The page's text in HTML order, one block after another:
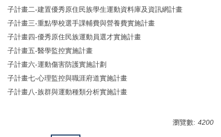
子計畫二-建置優秀原住民族學生運動資料庫及資訊網計畫
子計畫三-重點學校選手課輔費與營養費實施計畫
子計畫四-優秀原住民族運動員選才實施計畫
子計畫五-醫學監控實施計畫
子計畫六-運動傷害防護實施計劃
子計畫七-心理監控與職涯府道實施計畫
子計畫八-族群與運動種類分析實施計畫
瀏覽數: 4200